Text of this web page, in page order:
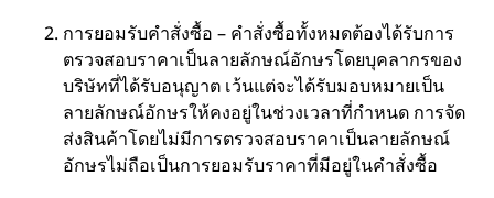
การยอมรับคำสั่งซื้อ – คำสั่งซื้อทั้งหมดต้องได้รับการ
ตรวจสอบราคาเป็นลายลักษณ์อักษรโดยบุคลากรของ
บริษัทที่ได้รับอนุญาต เว้นแต่จะได้รับมอบหมายเป็น
ลายลักษณ์อักษรให้คงอยู่ในช่วงเวลาที่กำหนด การจัด
ส่งสินค้าโดยไม่มีการตรวจสอบราคาเป็นลายลักษณ์
อักษรไม่ถือเป็นการยอมรับราคาที่มีอยู่ในคำสั่งซื้อ